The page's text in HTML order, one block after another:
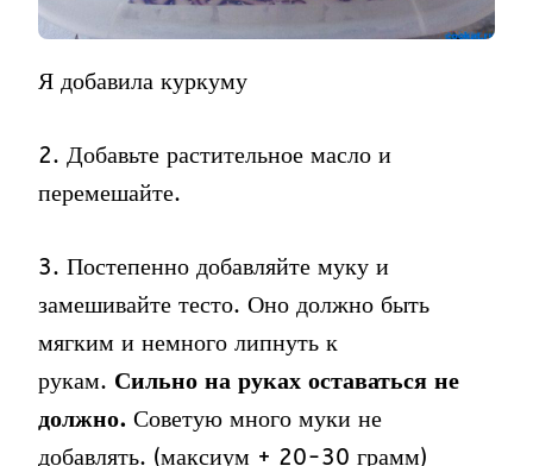
Я добавила куркуму
2. Добавьте растительное масло и
перемешайте.
3. Постепенно добавляйте муку и
замешивайте тесто. Оно должно быть
мягким и немного липнуть к
рукам. Сильно на руках оставаться не
должно. Советую много муки не
добавлять. (максиум + 20-30 грамм)